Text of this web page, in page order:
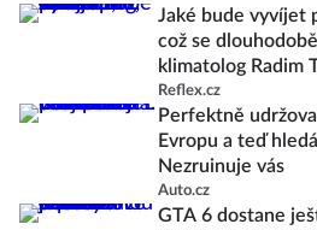
Jaké bude vyvíjet
což se
klimatolog Radim
Reflex.cz
Perfektně
Evropu a teď
Nezruinuje vás
Auto.cz
GTA 6 dostane